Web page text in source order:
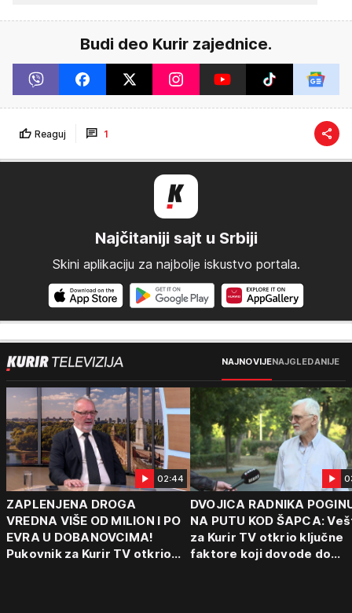
Budi deo Kurir zajednice.
Reaguj 1
Najčitaniji sajt u Srbiji
Skini aplikaciju za najbolje iskustvo portala.
NAJNOVIJENAJGLEDANIJE
02:44
ZAPLENJENA DROGA
VREDNA VIŠE OD MILION I PO
EVRA U DOBANOVCIMA!
Pukovnik za Kurir TV otkrio
DVOJICA RADNIKA
NA PUTU KOD ŠAPCA:
za Kurir TV otkrio ključne
faktore koji dovode do